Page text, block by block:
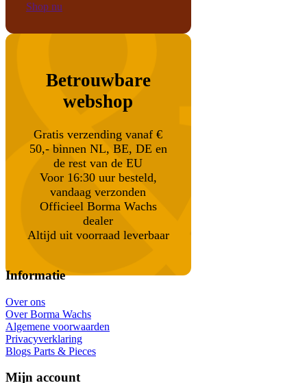
Shop nu
Betrouwbare
webshop
Gratis verzending vanaf €
50,- binnen NL, BE, DE en
de rest van de EU
Voor 16:30 uur besteld,
vandaag verzonden
Officieel Borma Wachs
dealer
Altijd uit voorraad leverbaar
Informatie
Over ons
Over Borma Wachs
Algemene voorwaarden
Privacyverklaring
Blogs Parts & Pieces
Mijn account